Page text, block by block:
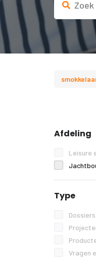
Afdeling
Leisure
Type
Dossiers
Vragen